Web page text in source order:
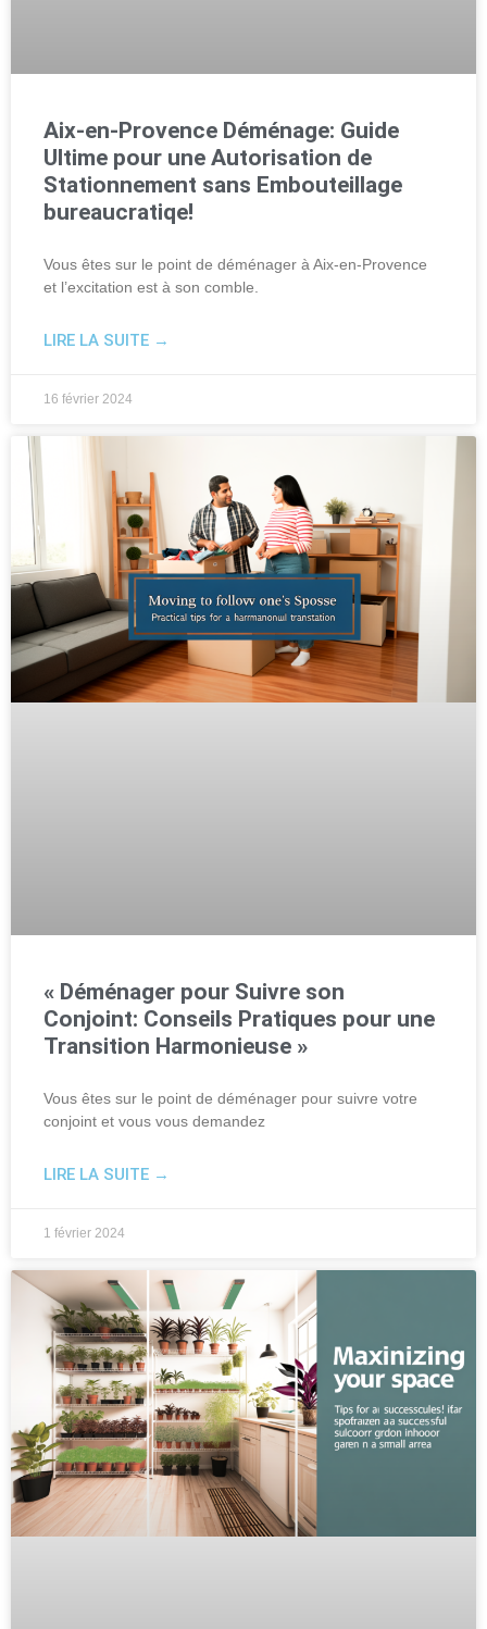
Aix-en-Provence Déménage: Guide
Ultime pour une Autorisation de
Stationnement sans Embouteillage
bureaucratiqe!
Vous êtes sur le point de déménager à Aix-en-Provence
et l’excitation est à son comble.
LIRE LA SUITE →
16 février 2024
« Déménager pour Suivre son
Conjoint: Conseils Pratiques pour une
Transition Harmonieuse »
Vous êtes sur le point de déménager pour suivre votre
conjoint et vous vous demandez
LIRE LA SUITE →
1 février 2024